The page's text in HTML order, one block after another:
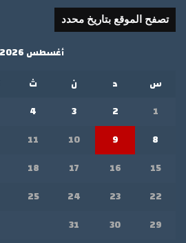
تصفح الموقع بتاريخ محدد
أغسطس 2026
س
د ن ث
1
2
3
4
8
9
10
11
15
16
17
18
22
23
24
25
29
30
31